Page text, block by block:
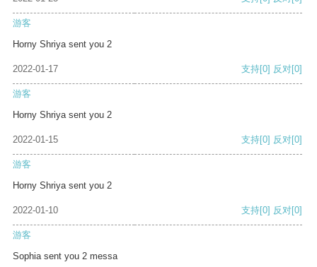
游客
Horny Shriya sent you 2
2022-01-17 支持[0] 反对[0]
游客
Horny Shriya sent you 2
2022-01-15 支持[0] 反对[0]
游客
Horny Shriya sent you 2
2022-01-10 支持[0] 反对[0]
游客
Sophia sent you 2 messa